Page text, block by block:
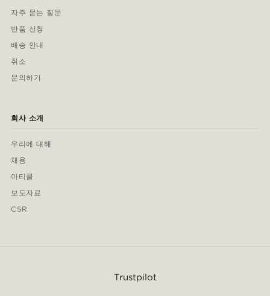
자주 묻는 질문
반품 신청
배송 안내
취소
문의하기
회사 소개
우리에 대해
채용
아티클
보도자료
CSR
Trustpilot